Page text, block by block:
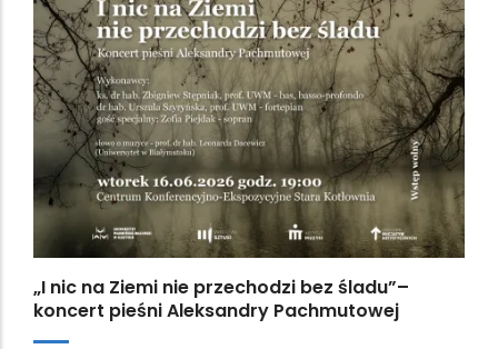
„I nic na Ziemi nie przechodzi bez śladu”–
koncert pieśni Aleksandry Pachmutowej